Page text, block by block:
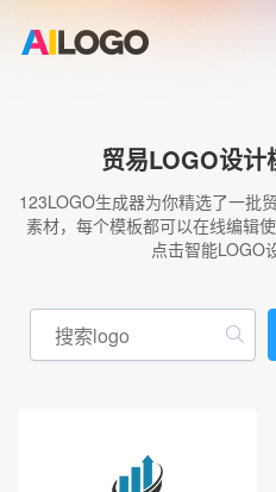
LOGO
商标
贸易LOGO设计
123LOGO生成器为你精选了一批
素材，每个模板都可以在线编辑
点击智能LOGO